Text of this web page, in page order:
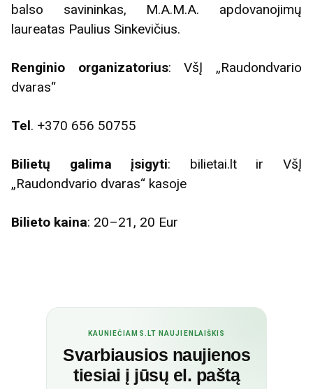
balso savininkas, M.A.M.A. apdovanojimų
laureatas Paulius Sinkevičius.
Renginio organizatorius: VšĮ „Raudondvario
dvaras“
Tel. +370 656 50755
Bilietų galima įsigyti: bilietai.lt ir VšĮ
„Raudondvario dvaras“ kasoje
Bilieto kaina: 20–21, 20 Eur
KAUNIEČIAMS.LT NAUJIENLAIŠKIS
Svarbiausios naujienos
tiesiai į jūsų el. paštą